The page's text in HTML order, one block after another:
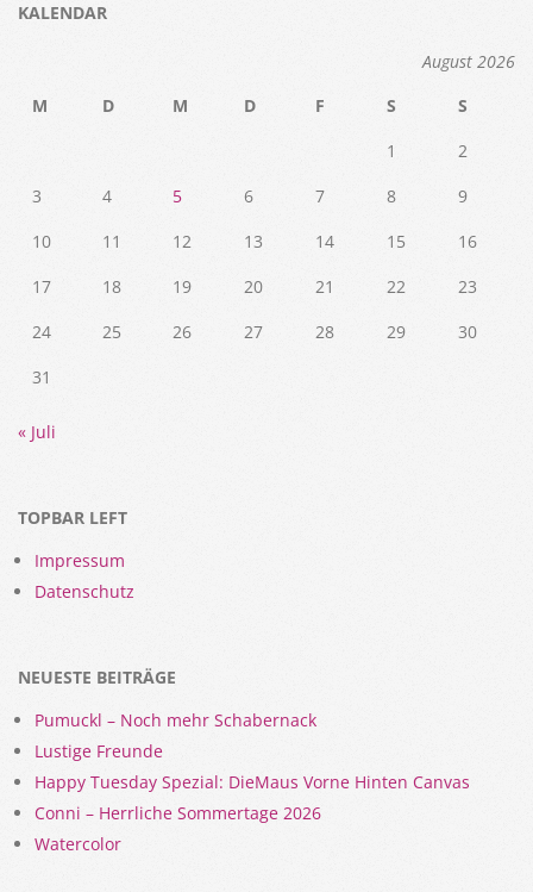
KALENDAR
August 2026
M
D M D F S
S
1
2
3
4 5 6 7 8
9
10
11 12 13 14 15
16
17
18 19 20 21 22
23
24
25 26 27 28 29
30
31
« Juli
TOPBAR LEFT
Impressum
Datenschutz
NEUESTE BEITRÄGE
Pumuckl – Noch mehr Schabernack
Lustige Freunde
Happy Tuesday Spezial: DieMaus Vorne Hinten Canvas
Conni – Herrliche Sommertage 2026
Watercolor